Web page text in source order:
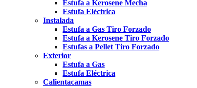
Estufa a Kerosene Mecha
Estufa Eléctrica
Instalada
Estufa a Gas Tiro Forzado
Estufa a Kerosene Tiro Forzado
Estufas a Pellet Tiro Forzado
Exterior
Estufa a Gas
Estufa Eléctrica
Calientacamas